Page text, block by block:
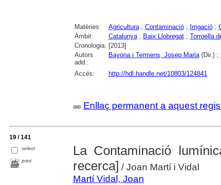
Matèries: Agricultura; Contaminació; Irrigació;
Àmbit:
Catalunya; Baix Llobregat; Torroella
Cronologia: [2013]
Autors
add.:
Bayona i Termens, Josep Maria(Dir.) ;
Accés: http://hdl.handle.net/10803/124841
Enllaç permanent a aquest
19 / 141
select
print
La Contaminació
recerca] / Joan Martí i Vidal
Martí Vidal, Joan